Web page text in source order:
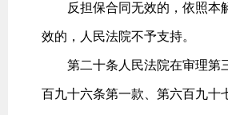
反担保合同无效的，依照本解
效的，人民法院不予支持。
第二十条人民法院在审理第三
百九十六条第一款、第六百九十